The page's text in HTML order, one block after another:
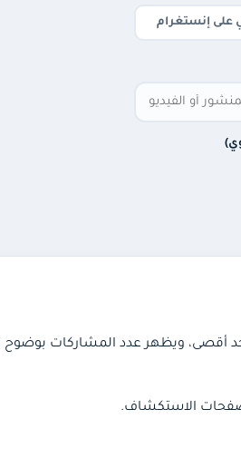
على إنستغرام
حيث يبدأ التنفيذ فورًا أو خلال 12 ساعة كحد أقصى، ويظهر عدد المشاركات
الاستكشاف.